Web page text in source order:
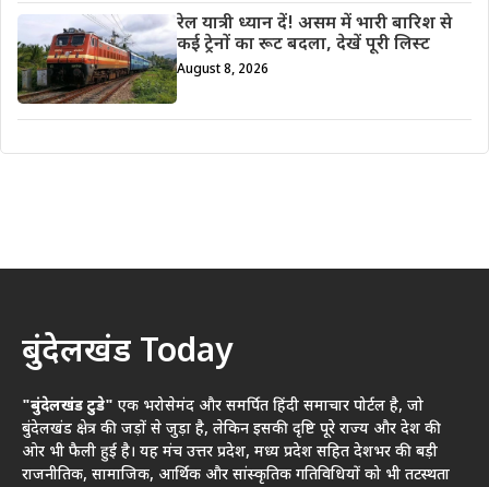
रेल यात्री ध्यान दें! असम में भारी बारिश से
कई ट्रेनों का रूट बदला, देखें पूरी लिस्ट
August 8, 2026
बुंदेलखंड Today
"बुंदेलखंड टुडे" एक भरोसेमंद और समर्पित हिंदी समाचार पोर्टल है, जो
बुंदेलखंड क्षेत्र की जड़ों से जुड़ा है, लेकिन इसकी दृष्टि पूरे राज्य और देश की
ओर भी फैली हुई है। यह मंच उत्तर प्रदेश, मध्य प्रदेश सहित देशभर की बड़ी
राजनीतिक, सामाजिक, आर्थिक और सांस्कृतिक गतिविधियों को भी तटस्थता